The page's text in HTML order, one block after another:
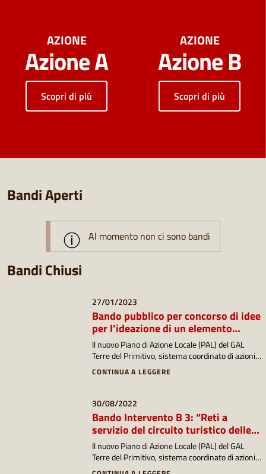
AZIONE
Azione A
Scopri di più
AZIONE
Azione B
Scopri di più
Bandi Aperti
Al momento non ci sono bandi
Bandi Chiusi
27/01/2023
Bando pubblico per concorso di idee
per l’ideazione di un elemento
identitario da collocare negli 11
Comuni del comprensorio del G.A.L.
“Terre del Primitivo”
Il nuovo Piano di Azione Locale (PAL) del GAL
Terre del Primitivo, sistema coordinato di azioni e
interventi, nasce dall’elaborazione di una
Strategia di Sviluppo Locale (SSL) che mira alla
che attribuisce valore alle identità, al capitale
sociale e al patrimonio culturale autoctono.
CONTINUA A LEGGERE
30/08/2022
Bando Intervento B 3: “Reti a
servizio del circuito turistico delle
Terre del Primitivo”
Il nuovo Piano di Azione Locale (PAL) del GAL
Terre del Primitivo, sistema coordinato di azioni e
interventi, nasce dall’elaborazione di una